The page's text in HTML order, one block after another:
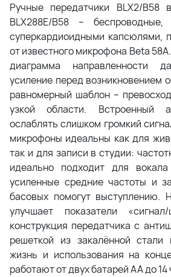
Ручные передатчики BLX2/B58
BLX288E/B58 –
суперкардиоидными капсюлями,
от известного микрофона Beta
диаграмма направленности
усиление перед возникновением
равномерный шаблон –
узкой области. Встроенный
ослаблять слишком громкий
микрофоны идеальны как для
так и для записи в студии:
идеально подходит для
усиленные средние частоты и
басовых помогут выступлению.
улучшает показатели
конструкция передатчика с
решеткой из закалённой стали
жизнь и использования на
работают от двух батарей АА до